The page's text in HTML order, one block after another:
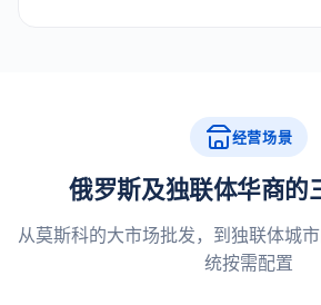
经营场景
俄罗斯及独联体华商的
从莫斯科的大市场批发，到独联体城
统按需配置